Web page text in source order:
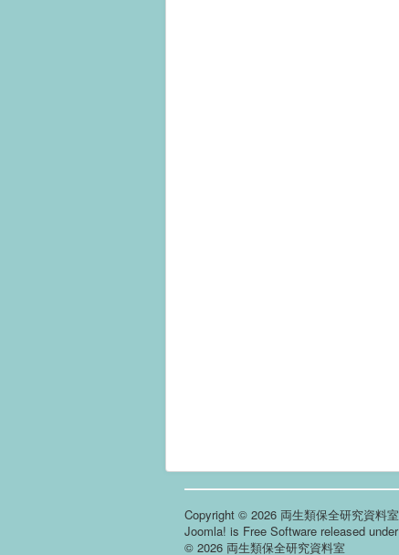
Copyright © 2026 両生類保全研究資料
Joomla! is Free Software released
© 2026 両生類保全研究資料室